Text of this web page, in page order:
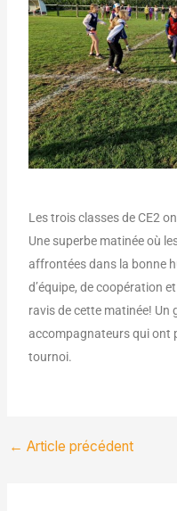
Les trois classes de CE2
Une superbe matinée où
affrontées dans la bonne
d’équipe, de coopération
ravis de cette matinée! Un
accompagnateurs qui ont
tournoi.
← Article précédent